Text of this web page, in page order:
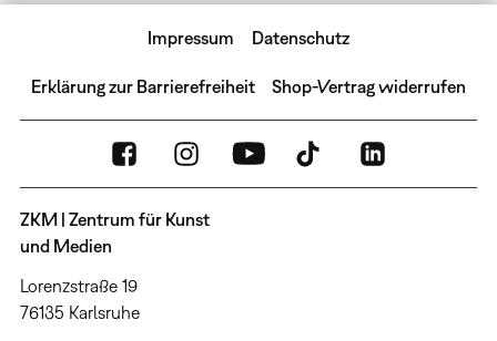
Impressum Datenschutz
Erklärung zur Barrierefreiheit Shop-Vertrag widerrufen
ZKM | Zentrum für Kunst
und Medien
Lorenzstraße 19
76135 Karlsruhe